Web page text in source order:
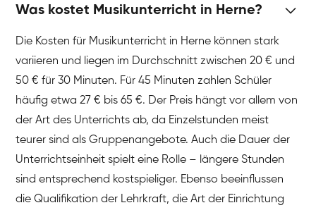
Was kostet Musikunterricht in Herne?
Die Kosten für Musikunterricht in Herne können stark
variieren und liegen im Durchschnitt zwischen 20 € und
50 € für 30 Minuten. Für 45 Minuten zahlen Schüler
häufig etwa 27 € bis 65 €. Der Preis hängt vor allem von
der Art des Unterrichts ab, da Einzelstunden meist
teurer sind als Gruppenangebote. Auch die Dauer der
Unterrichtseinheit spielt eine Rolle – längere Stunden
sind entsprechend kostspieliger. Ebenso beeinflussen
die Qualifikation der Lehrkraft, die Art der Einrichtung